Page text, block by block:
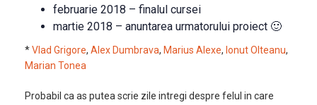
februarie 2018 – finalul cursei
martie 2018 – anuntarea urmatorului proiect 🙂
*Vlad Grigore, Alex Dumbrava, Marius Alexe, Ionut Olteanu,
Marian Tonea
Probabil ca as putea scrie zile intregi despre felul in care